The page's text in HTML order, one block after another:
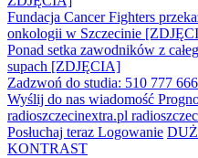
Fundacja Cancer Fighters
onkologii w Szczecinie
Ponad setka zawodników z
supach [ZDJĘCIA]
Zadzwoń do studia: 510 777 666
Wyślij do nas wiadomość
radioszczecinextra.pl
Posłuchaj teraz Logowanie
KONTRAST